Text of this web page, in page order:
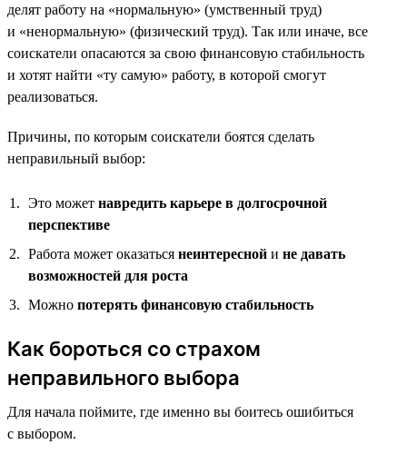
делят работу на «нормальную» (умственный труд)
и «ненормальную» (физический труд). Так или иначе, все
соискатели опасаются за свою финансовую стабильность
и хотят найти «ту самую» работу, в которой смогут
реализоваться.
Причины, по которым соискатели боятся сделать
неправильный выбор:
Это может навредить карьере в долгосрочной
перспективе
Работа может оказаться неинтересной и не давать
возможностей для роста
Можно потерять финансовую стабильность
Как бороться со страхом
неправильного выбора
Для начала поймите, где именно вы боитесь ошибиться
с выбором.